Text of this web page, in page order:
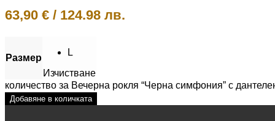
63,90 € / 124.98 лв.
Размер
L
Изчистване
количество за Вечерна рокля “Черна симфония” с
Добавяне в количката